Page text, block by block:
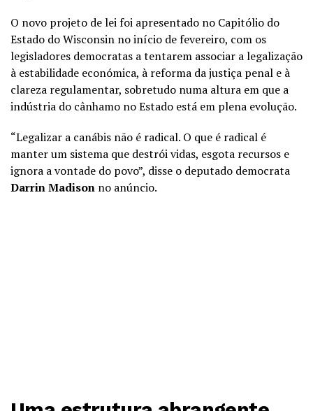
O novo projeto de lei foi apresentado no Capitólio do
Estado do Wisconsin no início de fevereiro, com os
legisladores democratas a tentarem associar a legalização
à estabilidade económica, à reforma da justiça penal e à
clareza regulamentar, sobretudo numa altura em que a
indústria do cânhamo no Estado está em plena evolução.
“Legalizar a canábis não é radical. O que é radical é
manter um sistema que destrói vidas, esgota recursos e
ignora a vontade do povo”, disse o deputado democrata
Darrin Madison no anúncio.